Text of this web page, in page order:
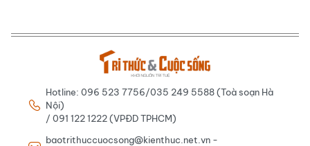
Hotline: 096 523 7756/035 249 5588 (Toà soạn Hà
Nội)
/ 091 122 1222 (VPĐD TPHCM)
baotrithuccuocsong@kienthuc.net.vn -